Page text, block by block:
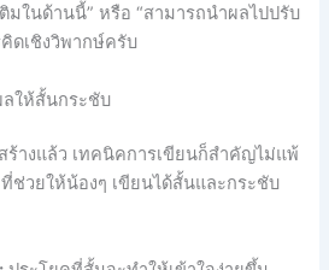
มในด้านนี้” หรือ “สามารถนำผลไปปรับ
ดเชิงวิพากษ์ครับ
ลให้สั้นกระชับ
ร้างแล้ว เทคนิคการเขียนก็สำคัญไม่แพ้
ช่วยให้น้องๆ เขียนได้สั้นและกระชับ